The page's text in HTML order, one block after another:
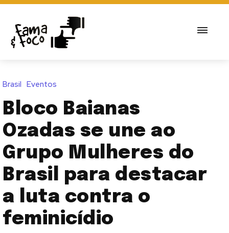
Brasil Eventos
Bloco Baianas
Ozadas se une ao
Grupo Mulheres do
Brasil para destacar
a luta contra o
feminicídio